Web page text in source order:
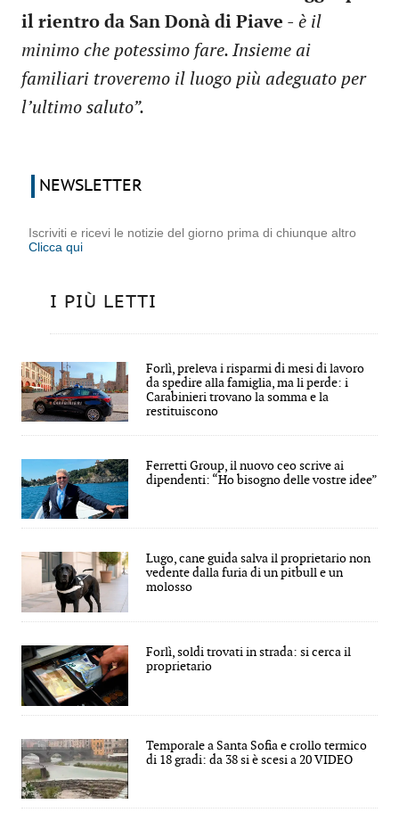
il rientro da San Donà di Piave - è il
minimo che potessimo fare. Insieme ai
familiari troveremo il luogo più adeguato per
l’ultimo saluto”.
NEWSLETTER
Iscriviti e ricevi le notizie del giorno prima di chiunque altro
Clicca qui
I PIÙ LETTI
Forlì, preleva i risparmi di mesi di lavoro
da spedire alla famiglia, ma li perde: i
Carabinieri trovano la somma e la
restituiscono
Ferretti Group, il nuovo ceo scrive ai
dipendenti: “Ho bisogno delle vostre idee”
Lugo, cane guida salva il proprietario non
vedente dalla furia di un pitbull e un
molosso
Forlì, soldi trovati in strada: si cerca il
proprietario
Temporale a Santa Sofia e crollo termico
di 18 gradi: da 38 si è scesi a 20 VIDEO